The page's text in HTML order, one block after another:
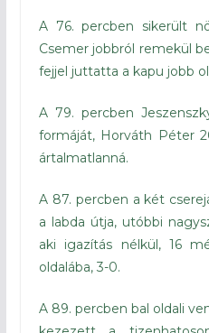
A 76. percben sikerült
Csemer jobbról remekül
fejjel juttatta a kapu jobb
A 79. percben
formáját, Horváth Péter
ártalmatlanná.
A 87. percben a két
a labda útja, utóbbi
aki igazítás nélkül, 16
oldalába, 3-0.
A 89. percben bal oldali